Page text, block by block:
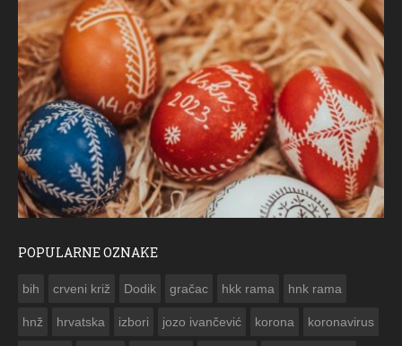
POPULARNE OZNAKE
bih crveni križ Dodik gračac hkk rama hnk rama
hnž hrvatska izbori jozo ivančević korona koronavirus